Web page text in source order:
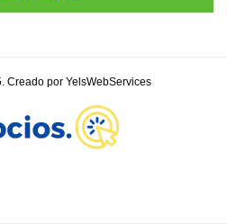
Creado por YelsWebServices